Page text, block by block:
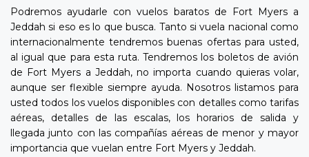
Podremos ayudarle con vuelos baratos de Fort Myers a
Jeddah si eso es lo que busca. Tanto si vuela nacional como
internacionalmente tendremos buenas ofertas para usted,
al igual que para esta ruta. Tendremos los boletos de avión
de Fort Myers a Jeddah, no importa cuando quieras volar,
aunque ser flexible siempre ayuda. Nosotros listamos para
usted todos los vuelos disponibles con detalles como tarifas
aéreas, detalles de las escalas, los horarios de salida y
llegada junto con las compañías aéreas de menor y mayor
importancia que vuelan entre Fort Myers y Jeddah.